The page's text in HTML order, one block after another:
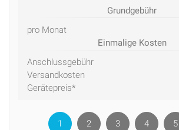
Grundgebühr
pro Monat
Einmalige Kosten
Anschlussgebühr
Versandkosten
Gerätepreis*
1 2 3 4 5